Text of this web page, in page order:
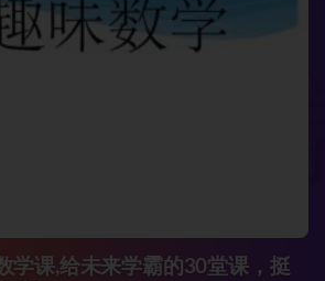
学课,给未来学霸的30堂课，挺